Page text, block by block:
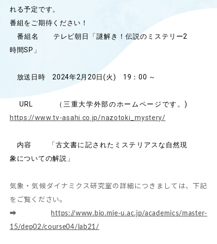
OUR OPEN
学問探求セミナー
ABOUT
ACADEMICS
ADMISSION
RESEARCH
研究
れる予定です。
番組をご期待ください！
番組名 テレビ朝日「謎解き！伝説のミステリー2
時間SP」
放送日時 2024年2月20日(火) 19：00 ～
URL （三重大学外部のホームページです。)
https://www.tv-asahi.co.jp/nazotoki_mystery/
内容 「古文書に記されたミステリアスな自然現
象についての解説」
気象・気候ダイナミクス研究室の詳細につきましては、下記
をご覧ください。
➡
https://www.bio.mie-u.ac.jp/academics/master-
15/dep02/course04/lab21/